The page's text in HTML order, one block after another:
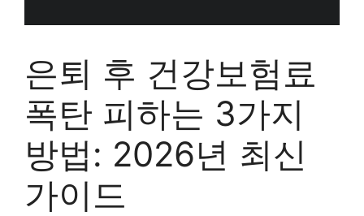
은퇴 후 건강보험료
폭탄 피하는 3가지
방법: 2026년 최신
가이드